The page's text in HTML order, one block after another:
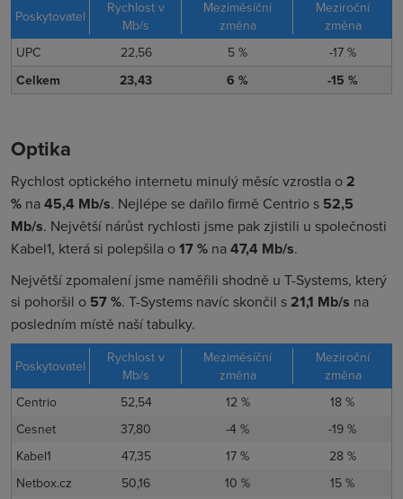
Poskytovatel
Rychlost v
Mb/s
Meziměsíční
změna
Meziroční
změna
UPC
22,56 5 %
-17 %
Celkem
23,43 6 % -15 %
Optika
Rychlost optického internetu minulý měsíc vzrostla o2
% na45,4 Mb/s. Nejlépe se dařilo firmě Centrio s 52,5
Mb/s. Největší nárůst rychlosti jsme pak zjistili u společnosti
Kabel1, která si polepšila o17 % na47,4 Mb/s.
Největší zpomalení jsme naměřili shodně u T-Systems, který
si pohoršil o 57 %. T-Systems navíc skončil s21,1 Mb/s na
posledním místě naší tabulky.
Poskytovatel
Rychlost v
Mb/s
Meziměsíční
změna
Meziroční
změna
Centrio
52,54 12 %
18 %
Cesnet
37,80 -4 %
-19 %
Kabel1
47,35 17 %
28 %
Netbox.cz
50,16 10 %
15 %